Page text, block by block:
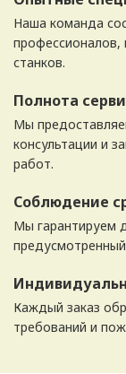
Наша команда
профессионалов,
станков.
Полнота
Мы
консультации и
работ.
Соблюдение
Мы гарантируем
Каждый заказ
требований и